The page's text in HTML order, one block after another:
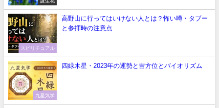
スピリチュアル
高野山に行ってはいけない人とは？怖い噂・タブー
と参拝時の注意点
九星気学
四緑木星・2023年の運勢と吉方位とバイオリズム